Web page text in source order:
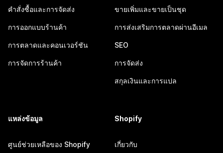
คำสั่งซื้อและการจัดส่ง
การออกแบบร้านค้า
การตลาดและคอนเวอร์ชัน
การจัดการร้านค้า
ขายเพิ่มและขายเป็นชุด
การส่งเสริมการตลาดผ่านอีเมล
SEO
การจัดส่ง
สกุลเงินและการแปล
แหล่งข้อมูล
ศูนย์ช่วยเหลือของ Shopify
Shopify
เกี่ยวกับ